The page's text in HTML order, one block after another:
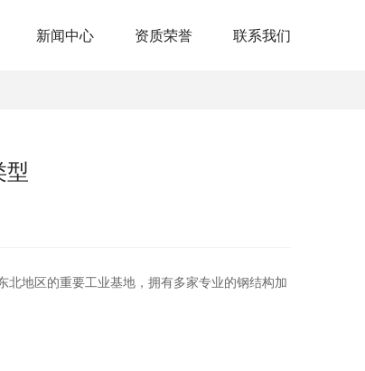
新闻中心 资质荣誉 联系我们
地区的重要工业基地，拥有多家专业的钢结构加